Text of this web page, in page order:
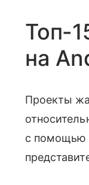
Топ-
на
Проекты
с помощью